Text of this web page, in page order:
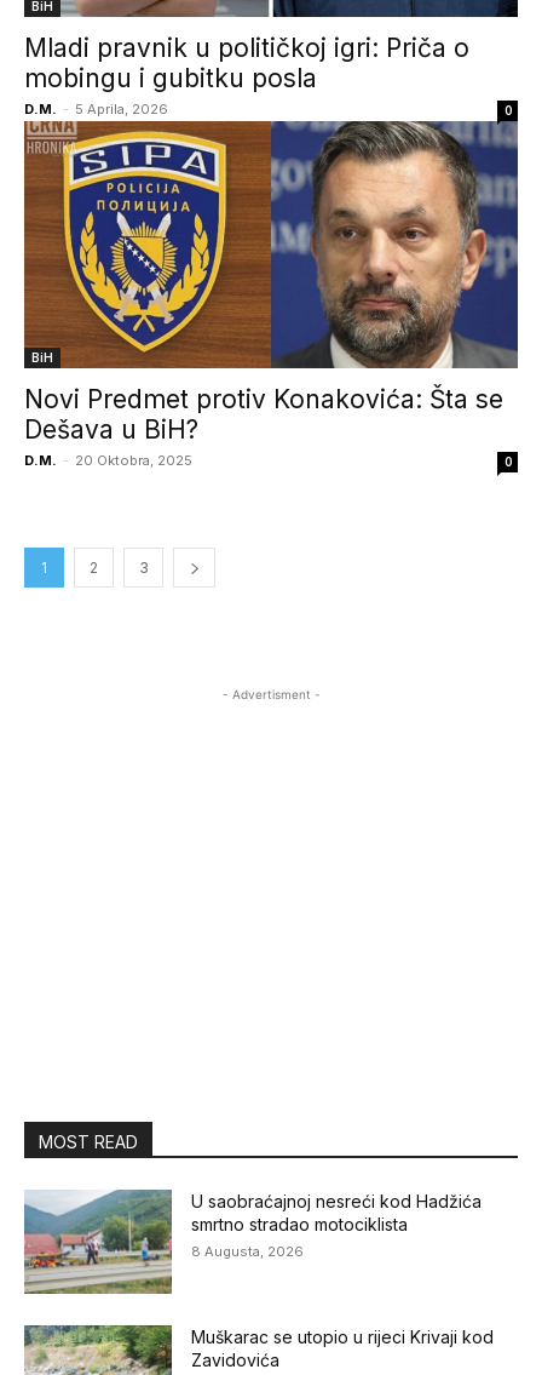
BiH
Mladi pravnik u političkoj igri: Priča o
mobingu i gubitku posla
D.M. - 5 Aprila, 2026 0
BiH
Novi Predmet protiv Konakovića: Šta se
Dešava u BiH?
D.M. - 20 Oktobra, 2025 0
1 2 3
- Advertisment -
MOST READ
U saobraćajnoj nesreći kod Hadžića
smrtno stradao motociklista
8 Augusta, 2026
Muškarac se utopio u rijeci Krivaji kod
Zavidovića